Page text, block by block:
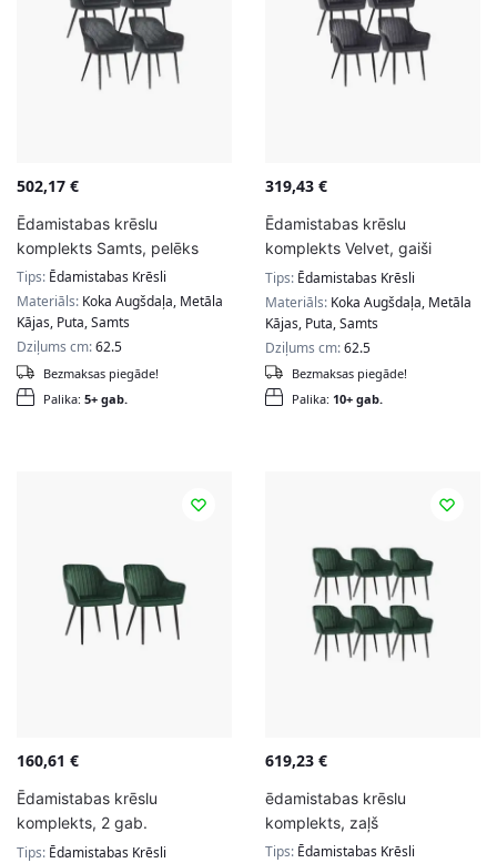
502,17 €
Ēdamistabas krēslu
komplekts Samts, pelēks
Tips: Ēdamistabas Krēsli
Materiāls: Koka Augšdaļa, Metāla
Kājas, Puta, Samts
Dziļums cm:62.5
Palika: 5+ gab.
Bezmaksas piegāde!
319,43 €
Ēdamistabas krēslu
komplekts Velvet, gaiši
pelēks, taisnas līnijas
Tips: Ēdamistabas Krēsli
Materiāls: Koka Augšdaļa, Metāla
Kājas, Puta, Samts
Dziļums cm:62.5
Palika: 10+ gab.
Bezmaksas piegāde!
160,61 €
Ēdamistabas krēslu
komplekts, 2 gab.
LDC087C02
Tips: Ēdamistabas Krēsli
619,23 €
ēdamistabas krēslu
komplekts, zaļš
Tips: Ēdamistabas Krēsli